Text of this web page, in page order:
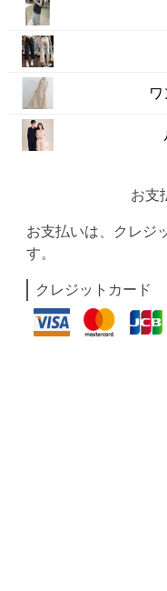
お支
お支払いは、クレジ
す。
クレジットカード